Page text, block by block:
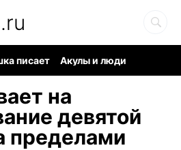
писает
Акулы и люди
на
девятой
пределами